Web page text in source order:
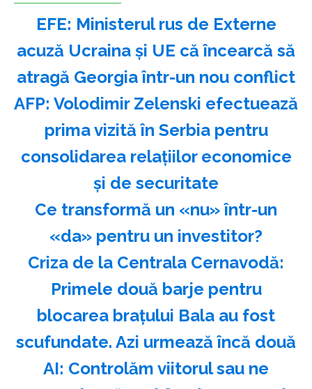
EFE: Ministerul rus de Externe
acuză Ucraina şi UE că încearcă să
atragă Georgia într-un nou conflict
AFP: Volodimir Zelenski efectuează
prima vizită în Serbia pentru
consolidarea relaţiilor economice
şi de securitate
Ce transformă un «nu» într-un
«da» pentru un investitor?
Criza de la Centrala Cernavodă:
Primele două barje pentru
blocarea brațului Bala au fost
scufundate. Azi urmează încă două
AI: Controlăm viitorul sau ne